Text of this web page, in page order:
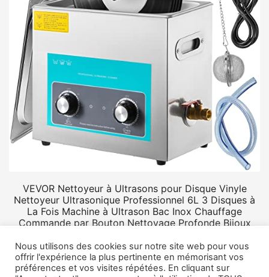
VEVOR Nettoyeur à Ultrasons pour Disque Vinyle
Nettoyeur Ultrasonique Professionnel 6L 3 Disques à
La Fois Machine à Ultrason Bac Inox Chauffage
Commande par Bouton Nettoyage Profonde Bijoux
Nous utilisons des cookies sur notre site web pour vous
offrir l'expérience la plus pertinente en mémorisant vos
préférences et vos visites répétées. En cliquant sur